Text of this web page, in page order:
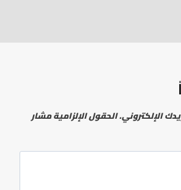
الإلكتروني.الحقول الإلزامية مشار